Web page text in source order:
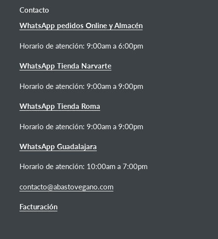
Contacto
WhatsApp pedidos Online y Almacén
Horario de atención: 9:00am a 6:00pm
WhatsApp Tienda Narvarte
Horario de atención: 9:00am a 9:00pm
WhatsApp Tienda Roma
Horario de atención: 9:00am a 9:00pm
WhatsApp Guadalajara
Horario de atención: 10:00am a 7:00pm
contacto@abastovegano.com
Facturación